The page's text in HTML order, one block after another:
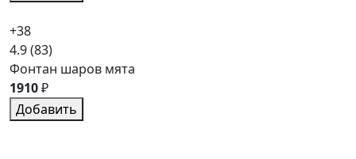
+38
4.9(83)
Фонтан шаров мята
1910₽
Добавить